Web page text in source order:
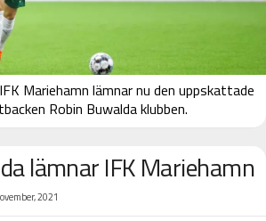
Mariehamn lämnar nu den uppskattade
Robin Buwalda klubben.
lämnar IFK Mariehamn
2021